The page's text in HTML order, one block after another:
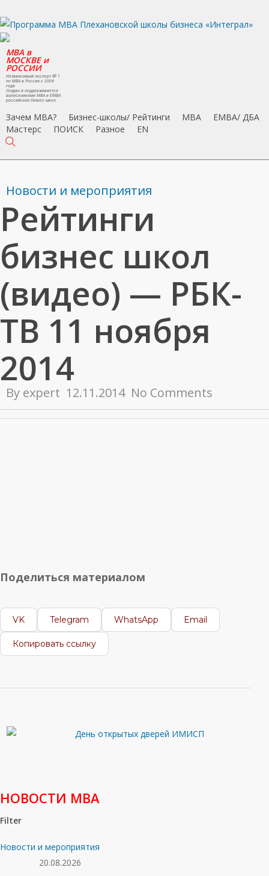
to
main
content
MBA в
МОСКВЕ и
РОССИИ
Независимый эксперт № 1
по MBA в России с 2004
года
Создан и поддерживается
выпускниками MBA и EMBA
российских бизнес-школ
Зачем MBA? Бизнес-школы/ Рейтинги MBA
EMBA/ ДБA
Мастерс
ПОИСК Разное EN
Новости и мероприятия
Рейтинги
бизнес школ
(видео) — РБК-
ТВ 11 ноября
2014
By expert 12.11.2014 No Comments
Поделиться материалом
VK Telegram WhatsApp Email
Копировать ссылку
НОВОСТИ МВА
Filter
Новости и мероприятия
20.08.2026